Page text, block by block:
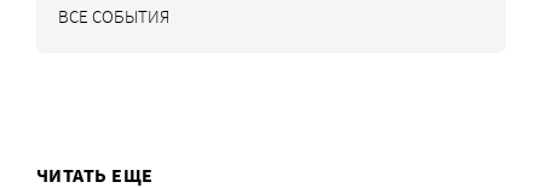
ВСЕ СОБЫТИЯ
ЧИТАТЬ ЕЩЕ